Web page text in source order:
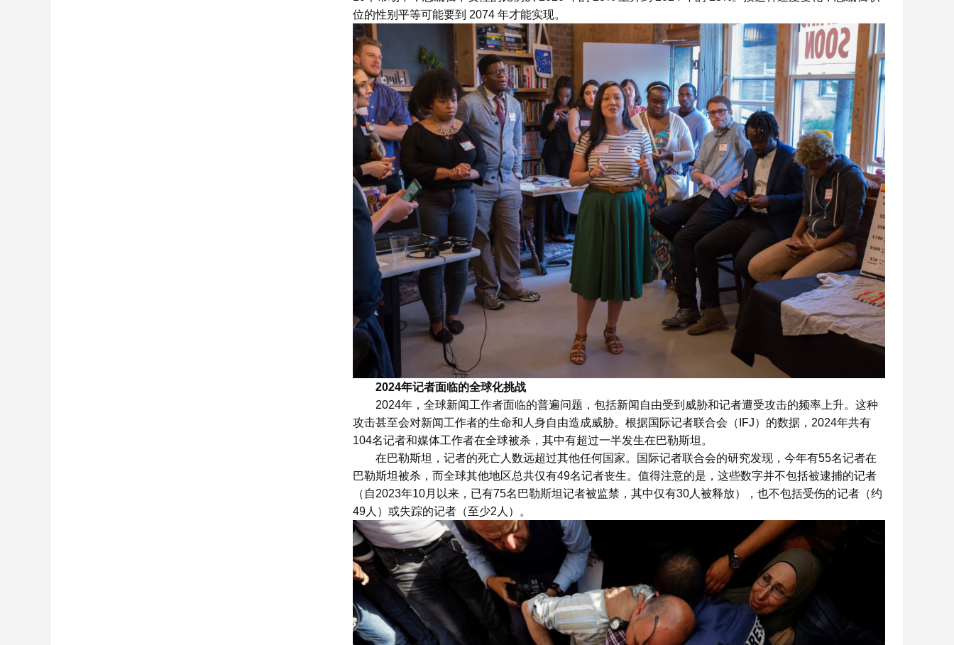
位的性别平等可能要到 2074 年才能实现。
2024年记者面临的全球化挑战
2024年，全球新闻工作者面临的普遍问题，包括新闻自由受到威胁和记者遭受攻击的频率上升。这种
攻击甚至会对新闻工作者的生命和人身自由造成威胁。根据国际记者联合会（IFJ）的数据，2024年共有
104名记者和媒体工作者在全球被杀，其中有超过一半发生在巴勒斯坦。
在巴勒斯坦，记者的死亡人数远超过其他任何国家。国际记者联合会的研究发现，今年有55名记者在
巴勒斯坦被杀，而全球其他地区总共仅有49名记者丧生。值得注意的是，这些数字并不包括被逮捕的记者
（自2023年10月以来，已有75名巴勒斯坦记者被监禁，其中仅有30人被释放），也不包括受伤的记者（约
49人）或失踪的记者（至少2人）。